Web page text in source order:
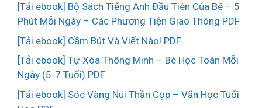
[Tải ebook] Bộ Sách Tiếng Anh Đầu Tiên Của Bé – 5
Phút Mỗi Ngày – Các Phương Tiện Giao Thông PDF
[Tải ebook] Cầm Bút Và Viết Nào! PDF
[Tải ebook] Tự Xóa Thông Minh – Bé Học Toán Mỗi
Ngày (5-7 Tuổi) PDF
[Tải ebook] Sóc Vàng Núi Thần Cọp – Văn Học Tuổi